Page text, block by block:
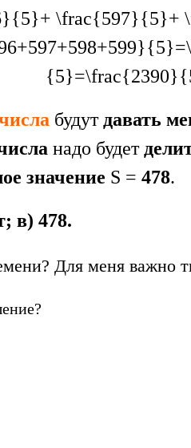
\frac{597}{5}+
будутдавать
надо будет
значение S = 478.
в) 478.
Для меня важно